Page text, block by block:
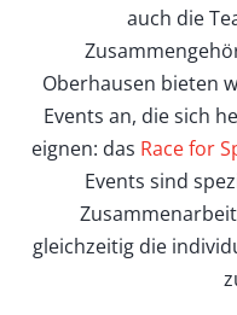
auch die
Oberhausen bieten
Events an, die sich
eignen: das Race for
Events sind
gleichzeitig die